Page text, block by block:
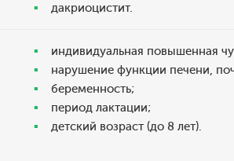
дакриоцистит.
индивидуальная повышенная
нарушение функции печени,
беременность;
период лактации;
детский возраст (до 8 лет).